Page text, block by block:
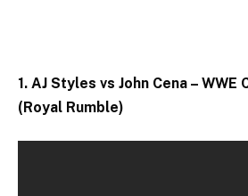
1. AJ Styles vs John Cena – WWE
(Royal Rumble)